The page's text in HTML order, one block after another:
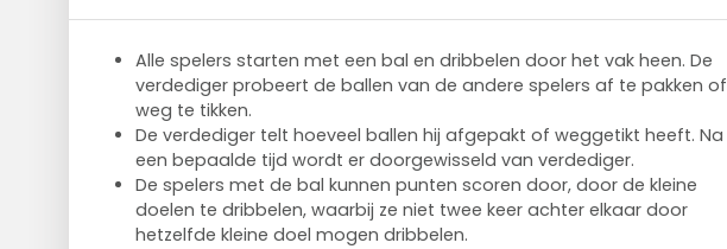
Alle spelers starten met een bal en dribbelen door het vak heen. De
verdediger probeert de ballen van de andere spelers af te pakken of
weg te tikken.
De verdediger telt hoeveel ballen hij afgepakt of weggetikt heeft. Na
een bepaalde tijd wordt er doorgewisseld van verdediger.
De spelers met de bal kunnen punten scoren door, door de kleine
doelen te dribbelen, waarbij ze niet twee keer achter elkaar door
hetzelfde kleine doel mogen dribbelen.